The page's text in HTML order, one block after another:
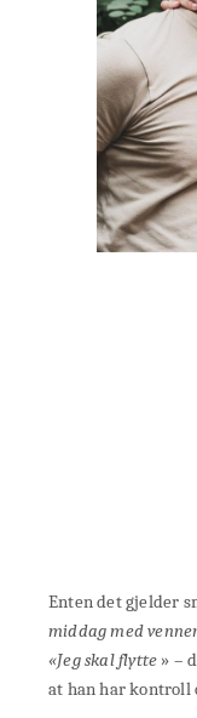
Enten det gjelder
middag med
«Jeg skal flytte » –
at han har kontroll